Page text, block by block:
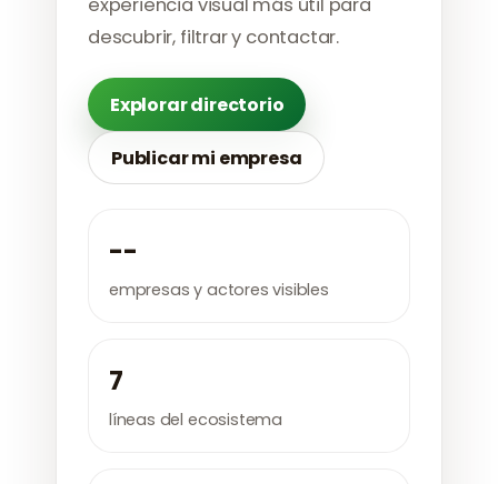
descubrir, filtrar y contactar.
Explorar directorio
Publicar mi empresa
--
empresas y actores visibles
7
líneas del ecosistema